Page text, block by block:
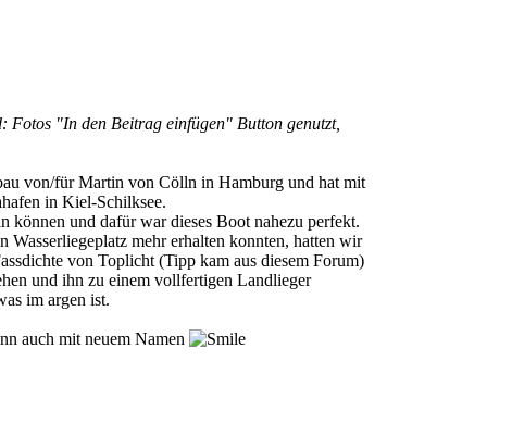
Fotos "In den Beitrag einfügen" Button genutzt,
von/für Martin von Cölln in Hamburg und hat mit
in Kiel-Schilksee.
können und dafür war dieses Boot nahezu perfekt.
mehr erhalten konnten, hatten wir
von Toplicht (Tipp kam aus diesem Forum)
und ihn zu einem vollfertigen Landlieger
im argen ist.
auch mit neuem Namen